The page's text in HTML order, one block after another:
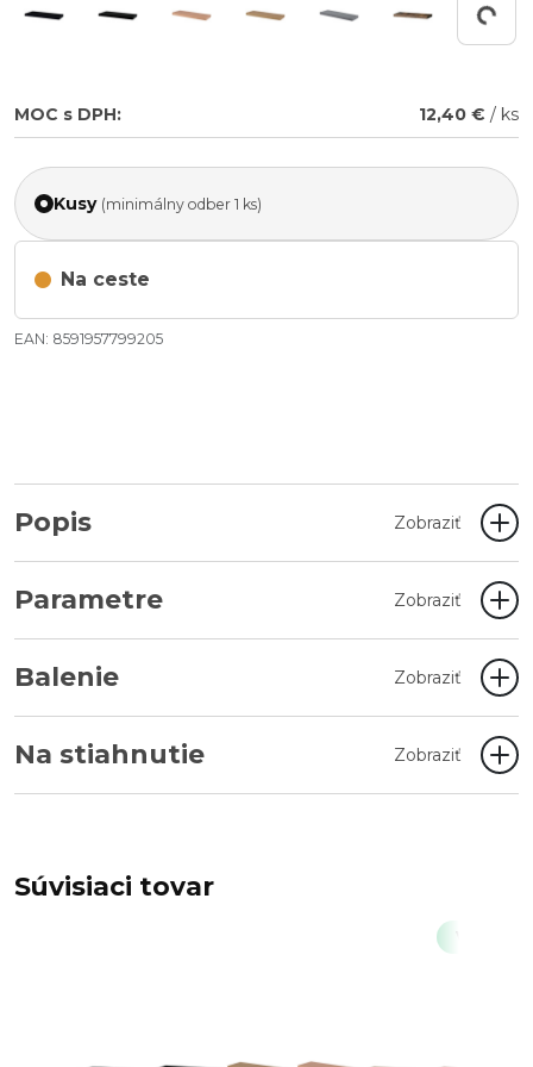
Working...
MOC s DPH: 12,40 € / ks
Kusy (minimálny odber 1 ks)
Na ceste
EAN: 8591957799205
Popis Zobraziť
Parametre Zobraziť
Balenie Zobraziť
Na stiahnutie Zobraziť
Súvisiaci tovar